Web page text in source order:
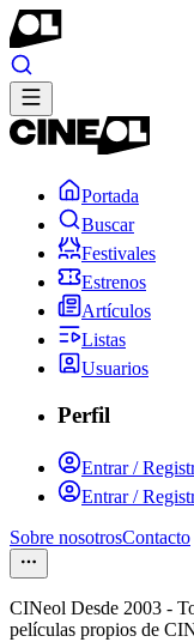
Portada
Buscar
Festivales
Estrenos
Artículos
Listas
Usuarios
Perfil
Entrar /
Entrar /
Sobre nosotrosContacto
CINeol Desde 2003 -
películas propios de